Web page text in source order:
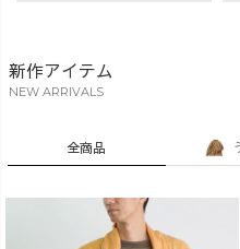
新作アイテム
NEW ARRIVALS
全商品